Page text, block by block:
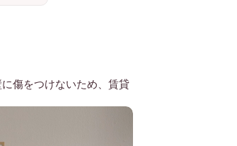
傷をつけないため、賃貸